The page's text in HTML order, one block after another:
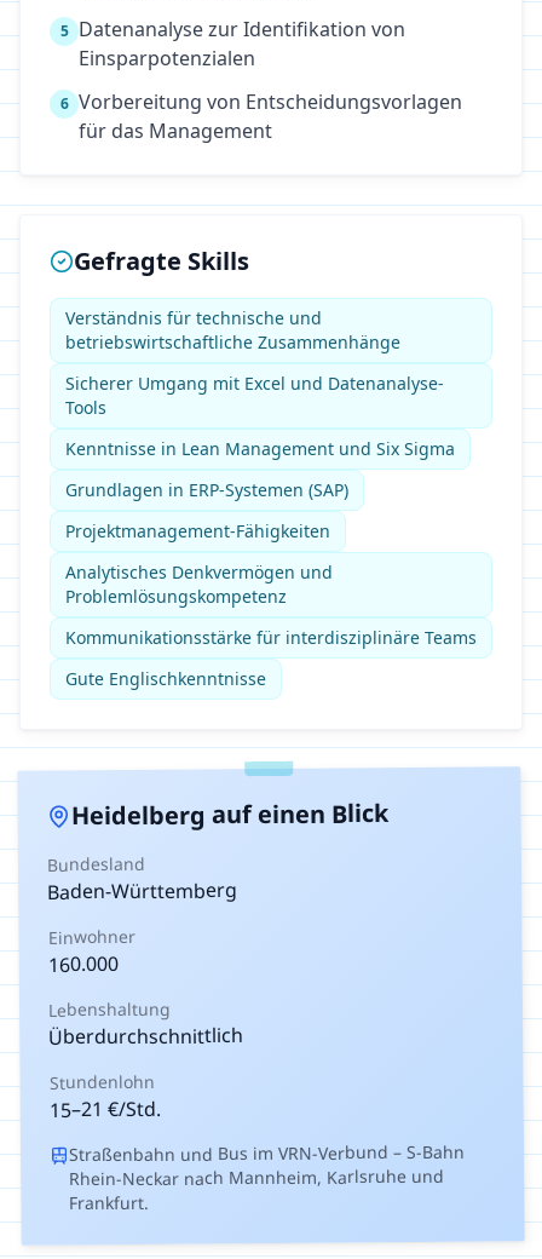
5 Datenanalyse zur Identifikation von
Einsparpotenzialen
6 Vorbereitung von Entscheidungsvorlagen
für das Management
Gefragte Skills
Verständnis für technische und
betriebswirtschaftliche Zusammenhänge
Sicherer Umgang mit Excel und Datenanalyse-
Tools
Kenntnisse in Lean Management und Six Sigma
Grundlagen in ERP-Systemen (SAP)
Projektmanagement-Fähigkeiten
Analytisches Denkvermögen und
Problemlösungskompetenz
Kommunikationsstärke für interdisziplinäre Teams
Gute Englischkenntnisse
Heidelberg auf einen Blick
Bundesland
Baden-Württemberg
Einwohner
160.000
Lebenshaltung
Überdurchschnittlich
Stundenlohn
15–21 €/Std.
Straßenbahn und Bus im VRN-Verbund – S-Bahn
Rhein-Neckar nach Mannheim, Karlsruhe und
Frankfurt.